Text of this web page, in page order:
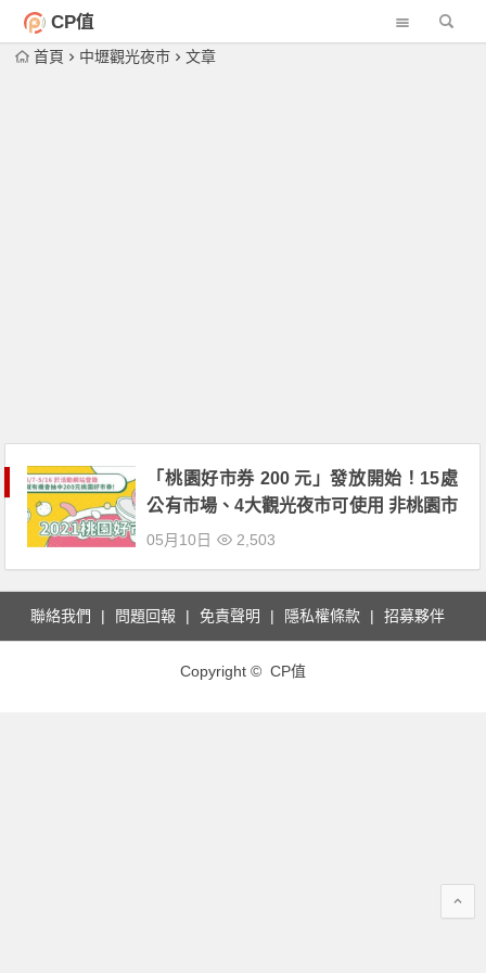
CP值
首頁 中壢觀光夜市 文章
「桃園好市券 200 元」發放開始！15處
公有市場、4大觀光夜市可使用 非桃園市
民持認同卡一樣可以申請！
05月10日 2,503
聯絡我們 問題回報 免責聲明 隱私權條款 招募夥伴
Copyright © CP值